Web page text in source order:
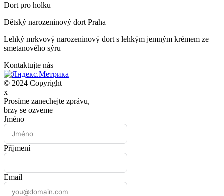
Dort pro holku
Dětský narozeninový dort Praha
Lehký mrkvový narozeninový dort s lehkým jemným krémem ze
smetanového sýru
Kontaktujte nás
© 2024 Copyright
x
Prosíme zanechejte zprávu,
brzy se ozveme
Jméno
Příjmení
Email